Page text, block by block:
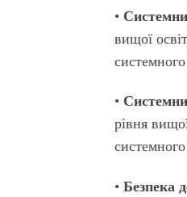
•
вищої
•
рівня
•Безпека